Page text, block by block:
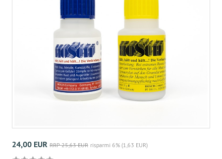
24,00 EUR RRP 25,63 EUR risparmi 6% (1,63 EUR)